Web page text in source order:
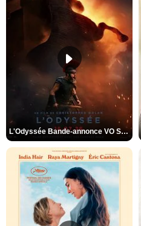
L'Odyssée Bande-annonce VO STFR